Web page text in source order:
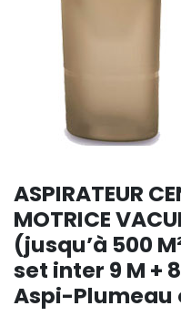
ASPIRATEUR
MOTRICE
(jusqu’à 500
set inter 9 M +
Aspi-